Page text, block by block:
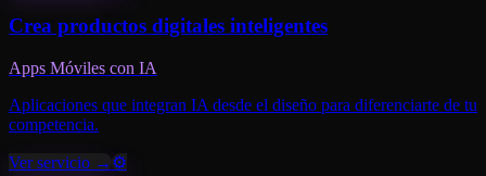
Crea productos digitales inteligentes
Apps Móviles con IA
Aplicaciones que integran IA desde el diseño para diferenciarte de tu
competencia.
Ver servicio → ⚙️